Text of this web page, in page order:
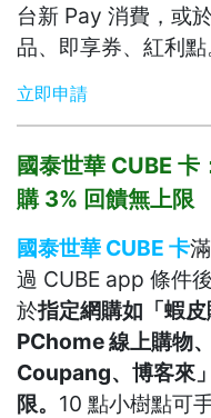
台新 Pay 消費，或
品、即享券、紅利
立即申請
國泰世華 CUBE 卡
購 3% 回饋無上限
國泰世華 CUBE 卡
過 CUBE app 條件
於指定網購如「蝦
PChome 線上購物
Coupang、博客來
限。 10 點小樹點可